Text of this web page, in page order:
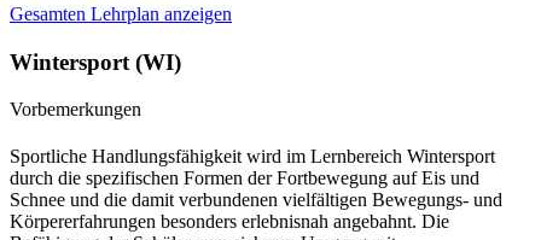
Gesamten Lehrplan anzeigen
Wintersport (WI)
Vorbemerkungen
Sportliche Handlungsfähigkeit wird im Lernbereich Wintersport
durch die spezifischen Formen der Fortbewegung auf Eis und
Schnee und die damit verbundenen vielfältigen Bewegungs- und
Körpererfahrungen besonders erlebnisnah angebahnt. Die